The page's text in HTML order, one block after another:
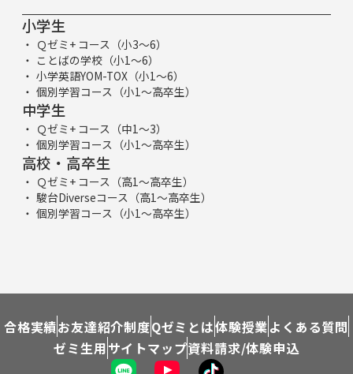
小学生
Ｑゼミ+ コース（小3～6）
ことばの学校（小1～6）
小学英語YOM-TOX（小1～6）
個別学習コース（小1～高卒生）
中学生
Ｑゼミ+ コース（中1～3）
個別学習コース（小1～高卒生）
高校・高卒生
Ｑゼミ+ コース（高1～高卒生）
駿台Diverseコース（高1～高卒生）
個別学習コース（小1～高卒生）
合格実績お友達紹介制度Qゼミとは体験授業よくある質問
ゼミ生用サイトマップ資料請求/体験申込